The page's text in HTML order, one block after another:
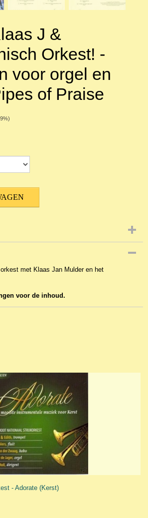
J &
Orkest! -
voor orgel en
of Praise
met Klaas Jan Mulder en het
voor de inhoud.
- Adorate (Kerst)